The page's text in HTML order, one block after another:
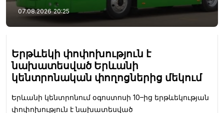
07.08.2026 20:25
Երթևեկի փոփոխություն է
նախատեսված Երևանի
կենտրոնական փողոցներից մեկում
Երևանի կենտրոնում օգոստոսի 10–ից երթևեկության
փոփոխություն է նախատեսված